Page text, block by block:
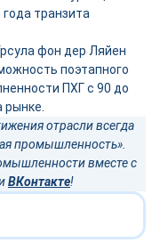
транзита
фон дер Ляйен
поэтапного
ПХГ с 90 до
рынке.
отрасли всегда
промышленность».
вместе с
ВКонтакте!